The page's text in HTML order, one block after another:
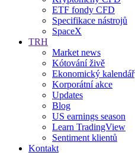
ETF fondy CFD
Specifikace nástrojů
SpaceX
TRH
Market news
Kótování živě
Ekonomický kalendář
Korporátní akce
Updates
Blog
US earnings season
Learn TradingView
Sentiment klientů
Kontakt